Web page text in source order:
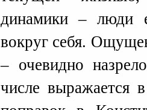
динамики – люди
вокруг себя.
– очевидно
числе выражается